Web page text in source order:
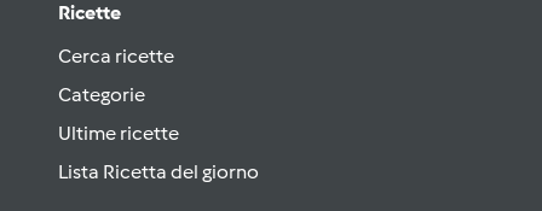
Ricette
Cerca ricette
Categorie
Ultime ricette
Lista Ricetta del giorno